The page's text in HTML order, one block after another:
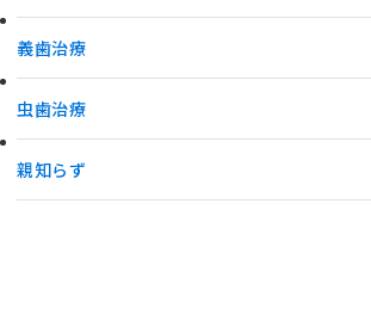
義歯治療
虫歯治療
親知らず